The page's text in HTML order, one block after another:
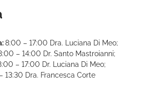
8:00 – 17:00 Dra. Luciana Di Meo;
– 14:00 Dr. Santo Mastroianni;
– 17:00 Dr. Luciana Di Meo;
13:30 Dra. Francesca Corte